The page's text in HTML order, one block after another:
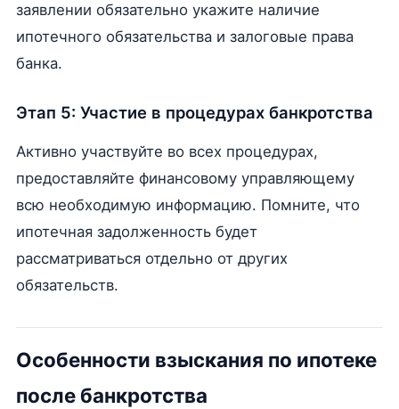
заявлении обязательно укажите наличие
ипотечного обязательства и залоговые права
банка.
Этап 5: Участие в процедурах банкротства
Активно участвуйте во всех процедурах,
предоставляйте финансовому управляющему
всю необходимую информацию. Помните, что
ипотечная задолженность будет
рассматриваться отдельно от других
обязательств.
Особенности взыскания по ипотеке
после банкротства